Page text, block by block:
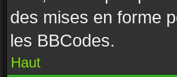
des mises en forme
les BBCodes.
Haut